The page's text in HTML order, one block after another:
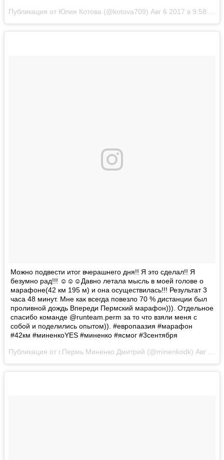
Публикация от Юлия Котова (@kotova709) Авг 6 2017 в 9:58 PDT
Можно подвести итог вчерашнего дня!! Я это сделал!! Я
безумно рад!!! ☺️☺️☺️Давно летала мысль в моей голове о
марафоне(42 км 195 м) и она осуществилась!!! Результат 3
часа 48 минут. Мне как всегда повезло 70 % дистанции был
проливной дождь Впереди Пермский марафон))). Отдельное
спасибо команде @runteam.perm за то что взяли меня с
собой и поделились опытом)). #европаазия #марафон
#42км #миненкоYES #миненко #ясмог #3сентября
Публикация от г.Пермь Миненко Дмитрий (@minenkodk) Авг 6 2017 в 8:53 PDT